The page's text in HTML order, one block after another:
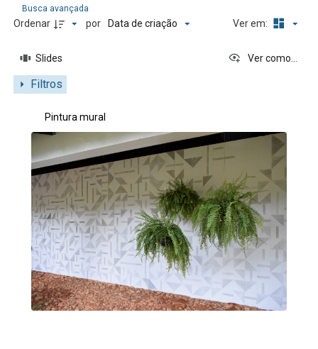
Filtros
Busca avançada
Ordenar por Data de criação Ver em:
Slides Ver como...
Resultados da lista de itens
Pintura mural